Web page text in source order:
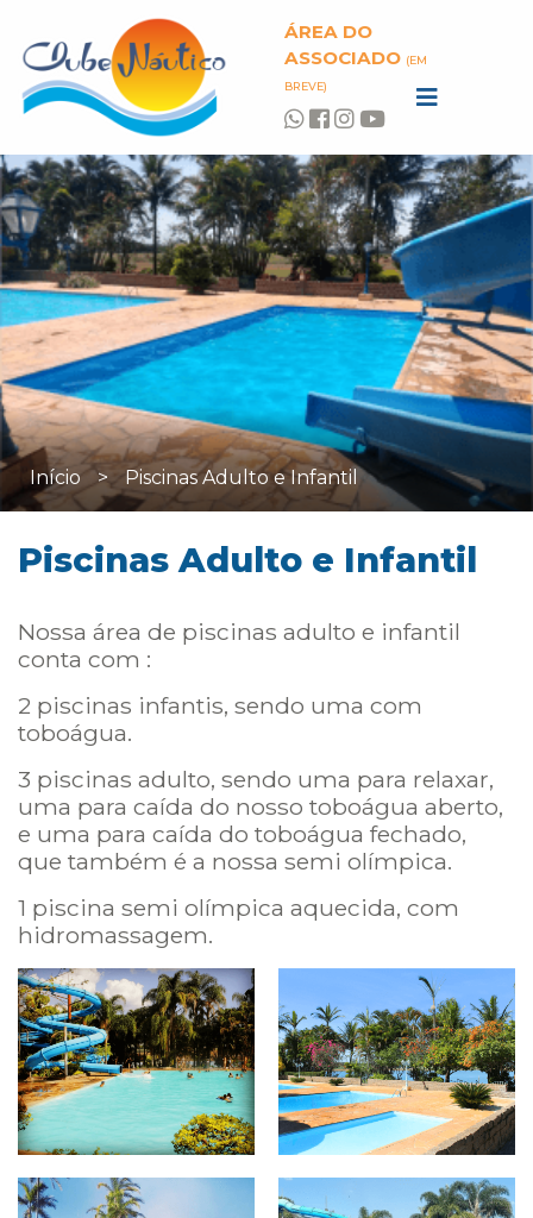
ÁREA DO
ASSOCIADO (EM
BREVE)
Início > Piscinas Adulto e Infantil
Piscinas Adulto e Infantil
Nossa área de piscinas adulto e infantil
conta com :
2 piscinas infantis, sendo uma com
toboágua.
3 piscinas adulto, sendo uma para relaxar,
uma para caída do nosso toboágua aberto,
e uma para caída do toboágua fechado,
que também é a nossa semi olímpica.
1 piscina semi olímpica aquecida, com
hidromassagem.